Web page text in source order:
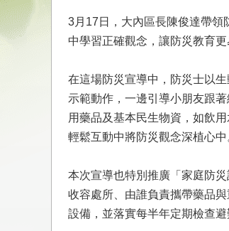
3月17日，大內區長陳俊達帶領
中學習正確觀念，讓防災教育
在這場防災宣導中，防災士以
示範動作，一邊引導小朋友跟
用藥品及基本民生物資，如飲
輕鬆互動中將防災觀念深植心中
本次宣導也特別推廣「家庭防
收容處所、由誰負責攜帶藥品
設備，並落實每半年定期檢查